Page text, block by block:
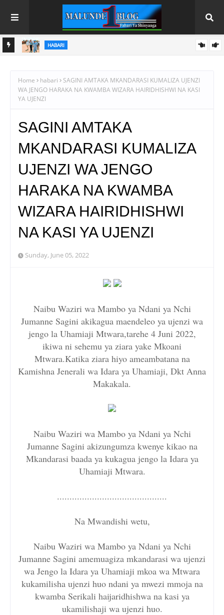
HABARI
Home habari
SAGINI AMTAKA MKANDARASI KUMALIZA UJENZI
WA JENGO HARAKA NA KWAMBA WIZARA HAIRIDHISHWI NA KASI
YA UJENZI
SAGINI AMTAKA
MKANDARASI KUMALIZA
UJENZI WA JENGO
HARAKA NA KWAMBA
WIZARA HAIRIDHISHWI
NA KASI YA UJENZI
Sunday, June 05, 2022
Naibu Waziri wa Mambo ya Ndani ya Nchi
Jumanne Sagini akikagua maendeleo ya ujenzi wa
jengo la Uhamiaji Mtwara,tarehe 4 Juni 2022,
ikiwa ni sehemu ya ziara yake Mkoani
Mtwara.Katika ziara hiyo ameambatana na
Kamishna Jenerali wa Idara ya Uhamiaji, Dkt Anna
Makakala.
Naibu Waziri wa Mambo ya Ndani ya Nchi
Jumanne Sagini akizungumza kwenye kikao na
Mkandarasi baada ya kukagua jengo la Idara ya
Uhamiaji Mtwara.
............................................
Na Mwandishi wetu,
Naibu Waziri wa Mambo ya Ndani ya Nchi
Jumanne Sagini amemuagiza mkandarasi wa ujenzi
wa Jengo la Idara ya Uhamiaji mkoa wa Mtwara
kukamilisha ujenzi huo ndani ya mwezi mmoja na
kwamba Serikali haijaridhishwa na kasi ya
ukamilishaji wa ujenzi huo.